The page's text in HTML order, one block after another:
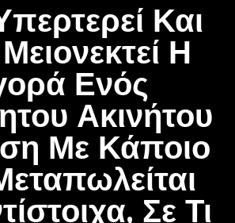
Και
Η
Ενός
Ακινήτου
Με Κάποιο
Σε Τι